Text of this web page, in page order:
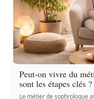
Peut-on vivre du
sont les étapes clés ?
Le métier de sophrologue